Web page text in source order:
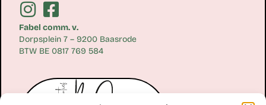
Fabel comm. v.
Dorpsplein 7 – 9200 Baasrode
BTW BE 0817 769 584